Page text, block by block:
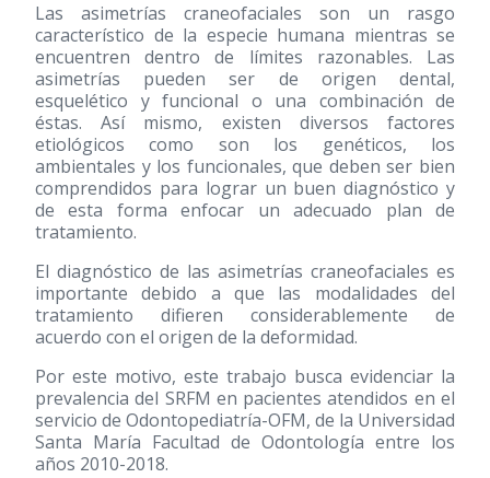
Las asimetrías craneofaciales son un rasgo
característico de la especie humana mientras se
encuentren dentro de límites razonables. Las
asimetrías pueden ser de origen dental,
esquelético y funcional o una combinación de
éstas. Así mismo, existen diversos factores
etiológicos como son los genéticos, los
ambientales y los funcionales, que deben ser bien
comprendidos para lograr un buen diagnóstico y
de esta forma enfocar un adecuado plan de
tratamiento.
El diagnóstico de las asimetrías craneofaciales es
importante debido a que las modalidades del
tratamiento difieren considerablemente de
acuerdo con el origen de la deformidad.
Por este motivo, este trabajo busca evidenciar la
prevalencia del SRFM en pacientes atendidos en el
servicio de Odontopediatría-OFM, de la Universidad
Santa María Facultad de Odontología entre los
años 2010-2018.